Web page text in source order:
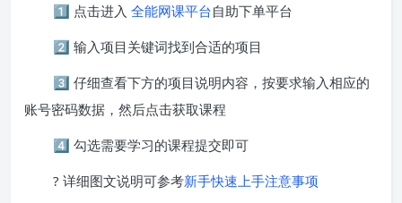
1️⃣ 点击进入 全能网课平台自助下单平台
2️⃣ 输入项目关键词找到合适的项目
3️⃣ 仔细查看下方的项目说明内容，按要求输入相应的
账号密码数据，然后点击获取课程
4️⃣ 勾选需要学习的课程提交即可
? 详细图文说明可参考新手快速上手注意事项